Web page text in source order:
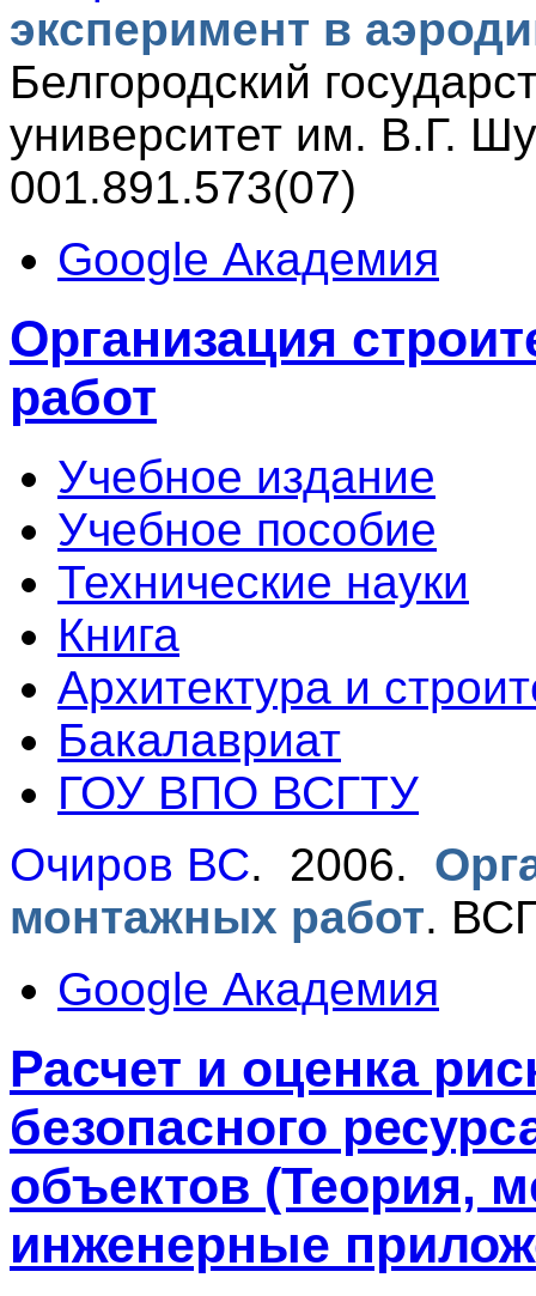
эксперимент в
Белгородский
университет им. В.Г.
001.891.573(07)
Google Академия
Организация
работ
Учебное издание
Учебное пособие
Технические науки
Книга
Архитектура и
Бакалавриат
ГОУ ВПО ВСГТУ
Очиров ВС. 2006.
монтажных работ.
Google Академия
Расчет и оценка
безопасного
объектов (Теория,
инженерные